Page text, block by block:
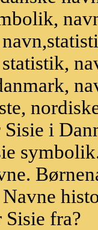
Sisie i
fra?